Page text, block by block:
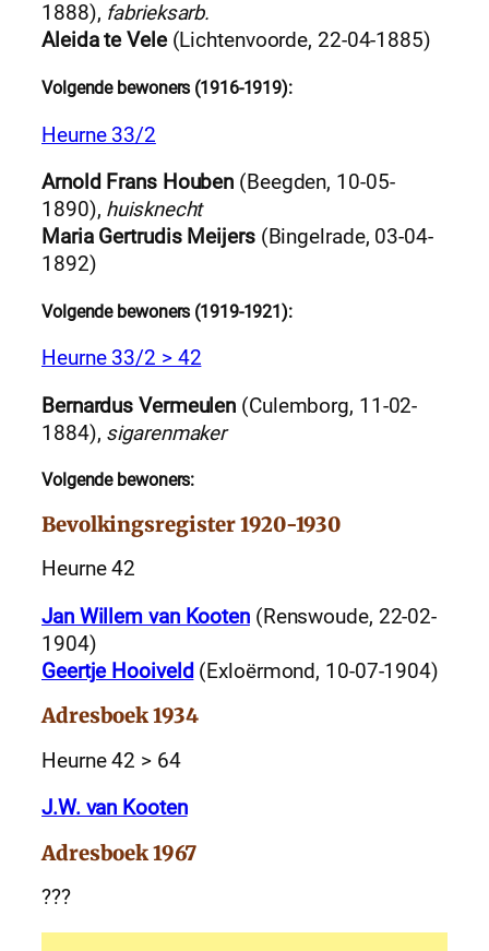
1888), fabrieksarb.
Aleida te Vele(Lichtenvoorde, 22-04-1885)
Volgende bewoners (1916-1919):
Heurne 33/2
Arnold Frans Houben (Beegden, 10-05-
1890), huisknecht
Maria Gertrudis Meijers(Bingelrade, 03-04-
1892)
Volgende bewoners (1919-1921):
Heurne 33/2 > 42
Bernardus Vermeulen (Culemborg, 11-02-
1884), sigarenmaker
Volgende bewoners:
Bevolkingsregister 1920-1930
Heurne 42
Jan Willem van Kooten(Renswoude, 22-02-
1904)
Geertje Hooiveld (Exloërmond, 10-07-1904)
Adresboek 1934
Heurne 42 > 64
J.W. van Kooten
Adresboek 1967
???